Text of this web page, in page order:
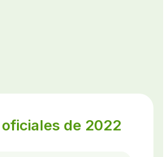
de 2022